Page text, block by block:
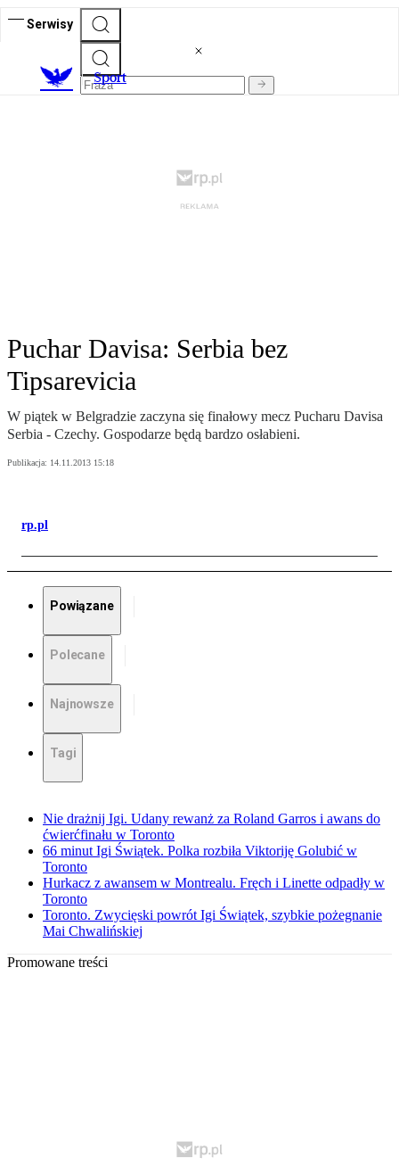
Serwisy
Sport
Puchar Davisa: Serbia bez
Tipsarevicia
W piątek w Belgradzie zaczyna się finałowy mecz Pucharu Davisa
Serbia - Czechy. Gospodarze będą bardzo osłabieni.
Publikacja: 14.11.2013 15:18
rp.pl
Powiązane
Polecane
Najnowsze
Tagi
Nie drażnij Igi. Udany rewanż za Roland Garros i awans do
ćwierćfinału w Toronto
66 minut Igi Świątek. Polka rozbiła Viktoriję Golubić w
Toronto
Hurkacz z awansem w Montrealu. Fręch i Linette odpadły w
Toronto
Toronto. Zwycięski powrót Igi Świątek, szybkie pożegnanie
Mai Chwalińskiej
Promowane treści